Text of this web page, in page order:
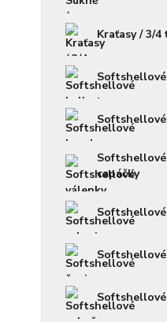
Kraťasy / 3/4
capáčky